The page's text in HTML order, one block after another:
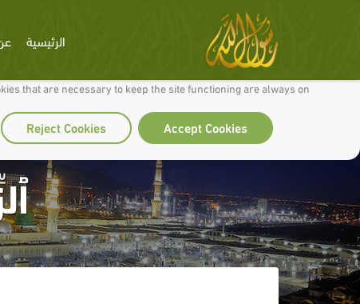
to make our site work well for you and so we can continually improve it.
that are necessary to keep the site functioning are always on
Accept Cookies
Reject Cookies
الرئيسية